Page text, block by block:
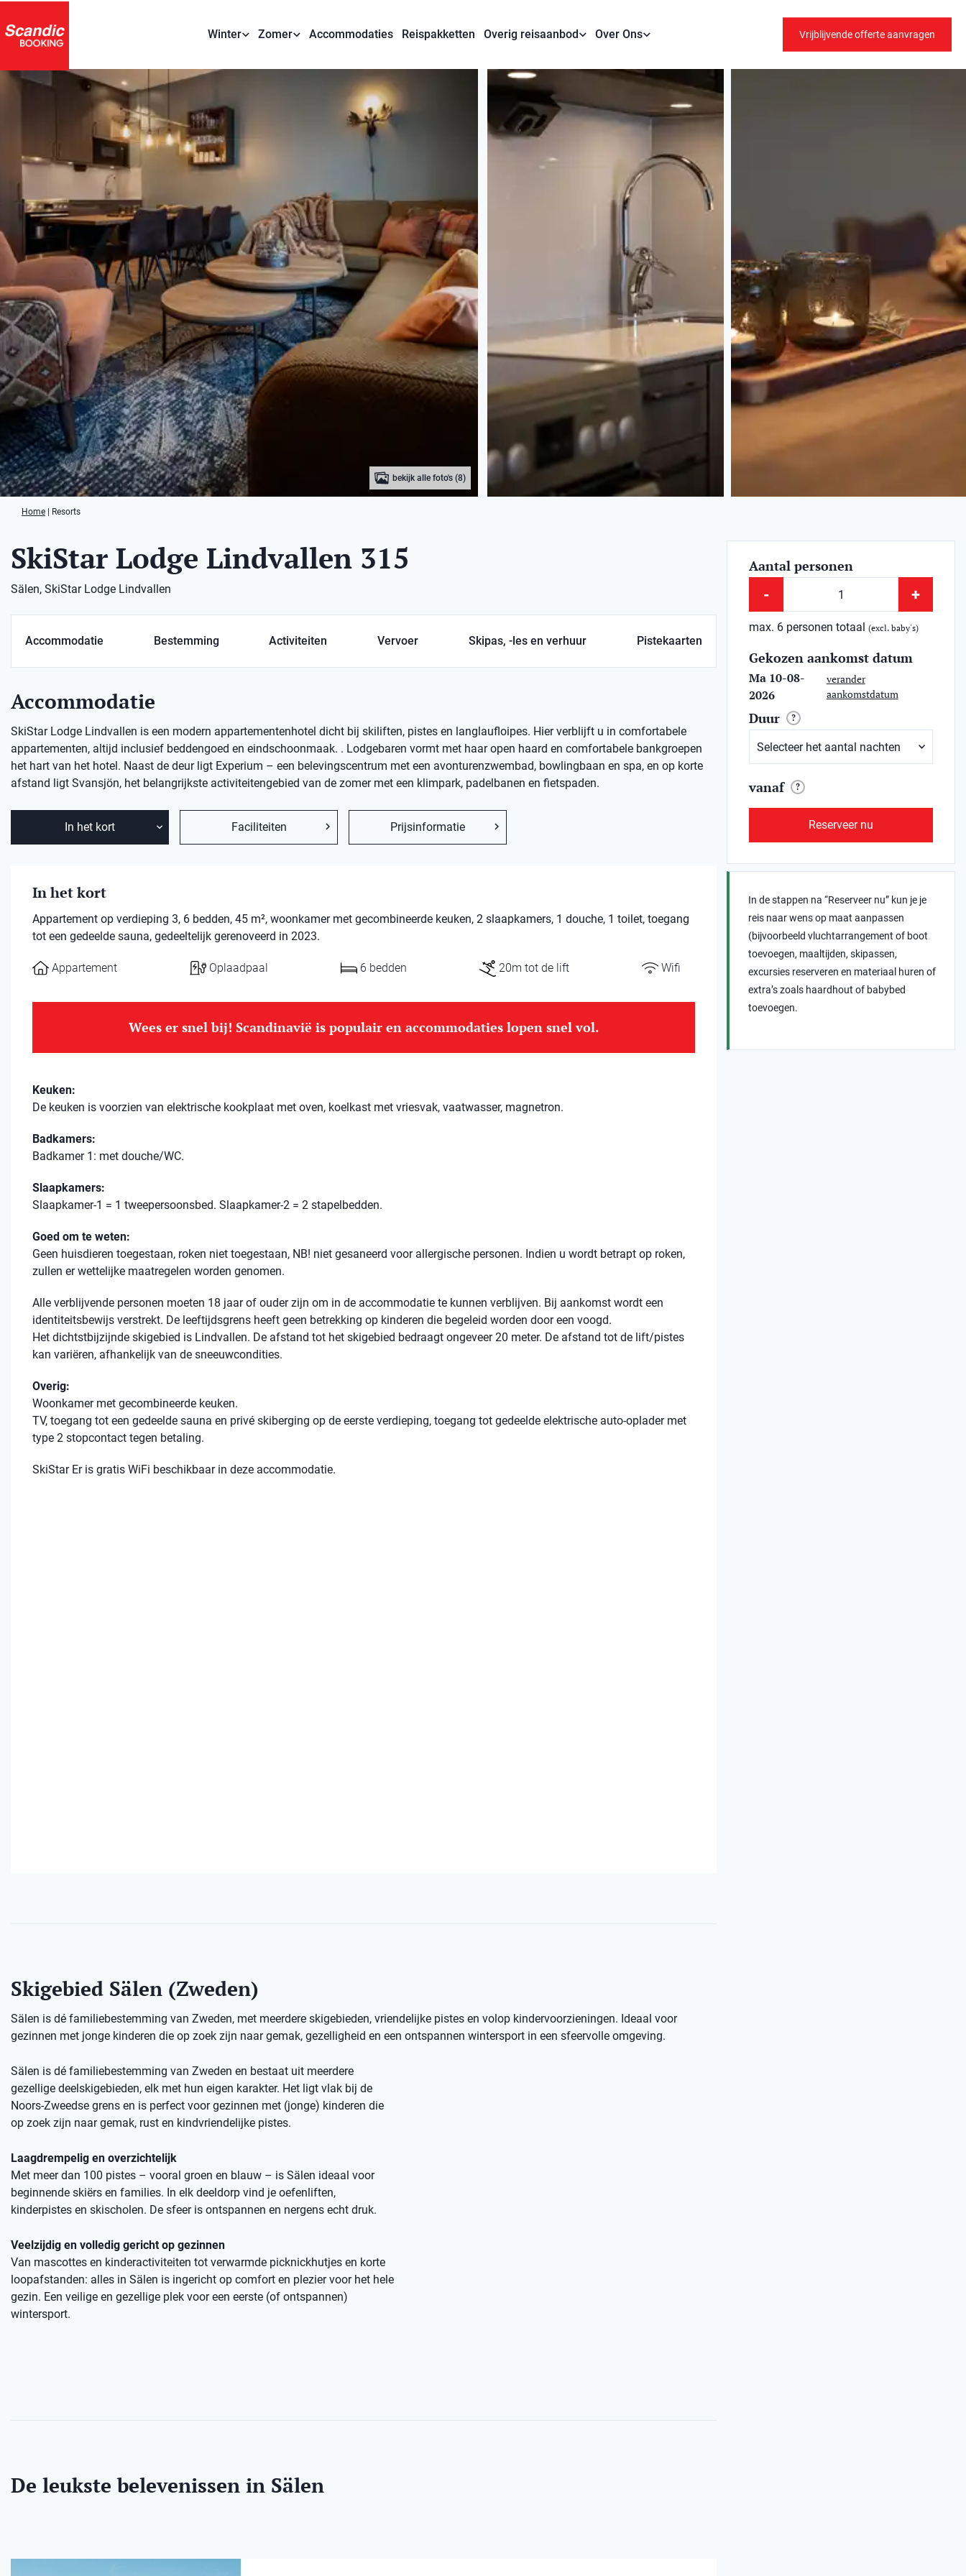
Winter Zomer Accommodaties Reispakketten Overig reisaanbod Over Ons Vrijblijvende offerte aanvragen
bekijk alle foto's (8)
Home Resorts
SkiStar Lodge Lindvallen 315
Sälen, SkiStar Lodge Lindvallen
Accommodatie Bestemming Activiteiten Vervoer Skipas, -les en verhuur Pistekaarten
Accommodatie
SkiStar Lodge Lindvallen is een modern appartementenhotel dicht bij skiliften, pistes en langlaufloipes. Hier verblijft u in comfortabele
appartementen, altijd inclusief beddengoed en eindschoonmaak. . Lodgebaren vormt met haar open haard en comfortabele bankgroepen
het hart van het hotel. Naast de deur ligt Experium – een belevingscentrum met een avonturenzwembad, bowlingbaan en spa, en op korte
afstand ligt Svansjön, het belangrijkste activiteitengebied van de zomer met een klimpark, padelbanen en fietspaden.
In het kort Faciliteiten Prijsinformatie
In het kort
Appartement op verdieping 3, 6 bedden, 45 m², woonkamer met gecombineerde keuken, 2 slaapkamers, 1 douche, 1 toilet, toegang
tot een gedeelde sauna, gedeeltelijk gerenoveerd in 2023.
Appartement Oplaadpaal 6 bedden 20m tot de lift Wifi
Wees er snel bij! Scandinavië is populair en accommodaties lopen snel vol.
Keuken:
De keuken is voorzien van elektrische kookplaat met oven, koelkast met vriesvak, vaatwasser, magnetron.
Badkamers:
Badkamer 1: met douche/WC.
Slaapkamers:
Slaapkamer-1 = 1 tweepersoonsbed. Slaapkamer-2 = 2 stapelbedden.
Goed om te weten:
Geen huisdieren toegestaan, roken niet toegestaan, NB! niet gesaneerd voor allergische personen. Indien u wordt betrapt op roken,
zullen er wettelijke maatregelen worden genomen.
Alle verblijvende personen moeten 18 jaar of ouder zijn om in de accommodatie te kunnen verblijven. Bij aankomst wordt een
identiteitsbewijs verstrekt. De leeftijdsgrens heeft geen betrekking op kinderen die begeleid worden door een voogd.
Het dichtstbijzijnde skigebied is Lindvallen. De afstand tot het skigebied bedraagt ​​ongeveer 20 meter. De afstand tot de lift/pistes
kan variëren, afhankelijk van de sneeuwcondities.
Overig:
Woonkamer met gecombineerde keuken.
TV, toegang tot een gedeelde sauna en privé skiberging op de eerste verdieping, toegang tot gedeelde elektrische auto-oplader met
type 2 stopcontact tegen betaling.
SkiStar Er is gratis WiFi beschikbaar in deze accommodatie.
Skigebied Sälen (Zweden)
Sälen is dé familiebestemming van Zweden, met meerdere skigebieden, vriendelijke pistes en volop kindervoorzieningen. Ideaal voor
gezinnen met jonge kinderen die op zoek zijn naar gemak, gezelligheid en een ontspannen wintersport in een sfeervolle omgeving.
Sälen is dé familiebestemming van Zweden en bestaat uit meerdere
gezellige deelskigebieden, elk met hun eigen karakter. Het ligt vlak bij de
Noors-Zweedse grens en is perfect voor gezinnen met (jonge) kinderen die
op zoek zijn naar gemak, rust en kindvriendelijke pistes.
Laagdrempelig en overzichtelijk
Met meer dan 100 pistes – vooral groen en blauw – is Sälen ideaal voor
beginnende skiërs en families. In elk deeldorp vind je oefenliften,
kinderpistes en skischolen. De sfeer is ontspannen en nergens echt druk.
Veelzijdig en volledig gericht op gezinnen
Van mascottes en kinderactiviteiten tot verwarmde picknickhutjes en korte
loopafstanden: alles in Sälen is ingericht op comfort en plezier voor het hele
gezin. Een veilige en gezellige plek voor een eerste (of ontspannen)
wintersport.
De leukste belevenissen in Sälen
Aantal personen
- +
max. 6 personen totaal(excl. baby's)
Gekozen aankomst datum
Ma 10-08-
2026
verander
aankomstdatum
Duur ?
vanaf ?
Reserveer nu
In de stappen na “Reserveer nu” kun je je
reis naar wens op maat aanpassen
(bijvoorbeeld vluchtarrangement of boot
toevoegen, maaltijden, skipassen,
excursies reserveren en materiaal huren of
extra’s zoals haardhout of babybed
toevoegen.